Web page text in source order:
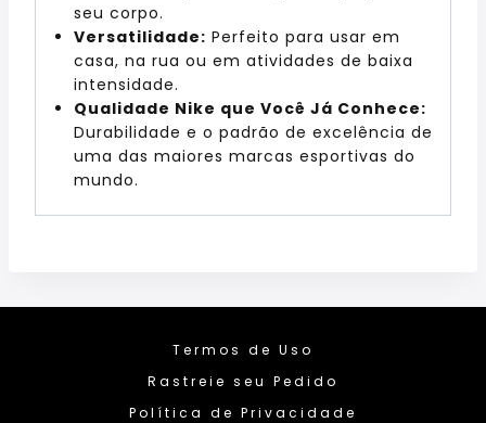
seu corpo.
Versatilidade: Perfeito para usar em
casa, na rua ou em atividades de baixa
intensidade.
Qualidade Nike que Você Já Conhece:
Durabilidade e o padrão de excelência de
uma das maiores marcas esportivas do
mundo.
Termos de Uso
Rastreie seu Pedido
Política de Privacidade